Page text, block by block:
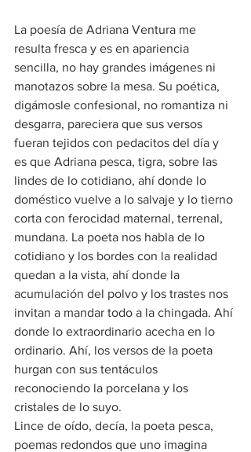
La poesía de Adriana Ventura me
resulta fresca y es en apariencia
sencilla, no hay grandes imágenes ni
manotazos sobre la mesa. Su poética,
digámosle confesional, no romantiza ni
desgarra, pareciera que sus versos
fueran tejidos con pedacitos del día y
es que Adriana pesca, tigra, sobre las
lindes de lo cotidiano, ahí donde lo
doméstico vuelve a lo salvaje y lo tierno
corta con ferocidad maternal, terrenal,
mundana. La poeta nos habla de lo
cotidiano y los bordes con la realidad
quedan a la vista, ahí donde la
acumulación del polvo y los trastes nos
invitan a mandar todo a la chingada. Ahí
donde lo extraordinario acecha en lo
ordinario. Ahí, los versos de la poeta
hurgan con sus tentáculos
reconociendo la porcelana y los
cristales de lo suyo.
Lince de oído, decía, la poeta pesca,
poemas redondos que uno imagina